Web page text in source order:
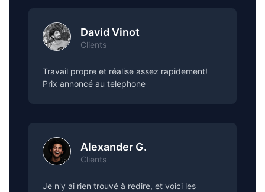
David Vinot
Clients
Travail propre et réalise assez rapidement!
Prix annoncé au telephone
Alexander G.
Clients
Je n'y ai rien trouvé à redire, et voici les